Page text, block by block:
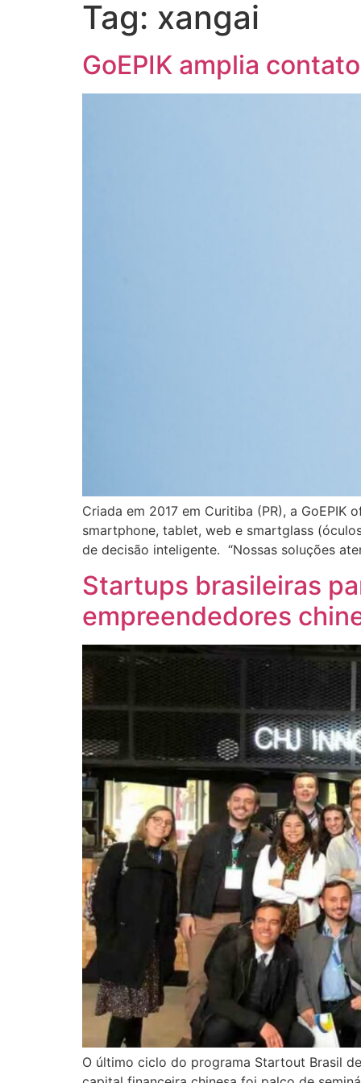
Tag: xangai
GoEPIK amplia
Criada em 2017 em Curitiba (PR), a
smartphone, tablet, web e smartglass
de decisão inteligente. “Nossas soluções
Startups brasileiras
empreendedores
O último ciclo do programa Startout Brasil